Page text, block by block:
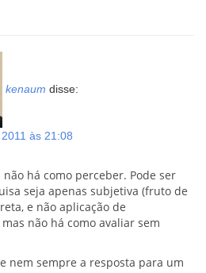
kenaum disse:
às 21:08
não há como perceber. Pode ser
seja apenas subjetiva (fruto de
e não aplicação de
não há como avaliar sem
nem sempre a resposta para um